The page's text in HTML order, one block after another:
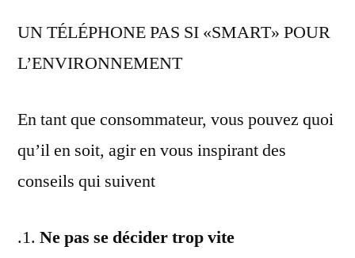
UN TÉLÉPHONE PAS SI «SMART» POUR
L’ENVIRONNEMENT
En tant que consommateur, vous pouvez quoi
qu’il en soit, agir en vous inspirant des
conseils qui suivent
.1. Ne pas se décider trop vite